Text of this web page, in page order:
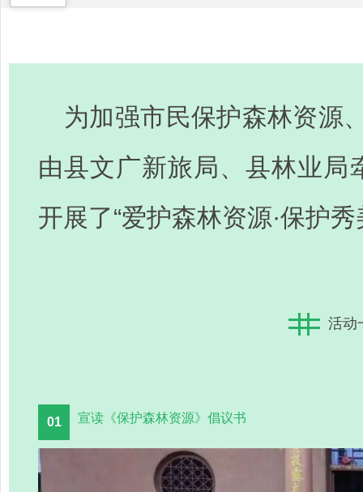
网
为加强市民保护森林资源
由县文广新旅局、县林业局
开展了“爱护森林资源·保护
活动
01 宣读《保护森林资源》倡议书